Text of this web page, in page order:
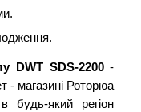
DWT SDS-2200-
- магазині Роторюа
будь-який регіон